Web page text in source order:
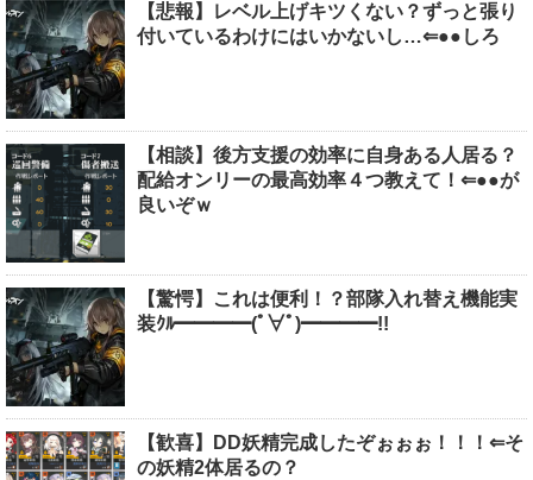
【悲報】レベル上げキツくない？ずっと張り
付いているわけにはいかないし…⇐●●しろ
【相談】後方支援の効率に自身ある人居る？
配給オンリーの最高効率４つ教えて！⇐●●が
良いぞｗ
【驚愕】これは便利！？部隊入れ替え機能実
装ｸﾙ━━━━(ﾟ∀ﾟ)━━━━!!
【歓喜】DD妖精完成したぞぉぉぉ！！！⇐そ
の妖精2体居るの？